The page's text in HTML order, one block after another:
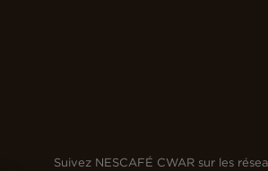
Suivez NESCAFÉ CWAR sur les